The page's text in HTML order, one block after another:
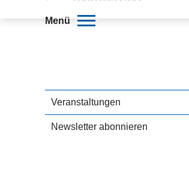
Menü
Veranstaltungen
Newsletter abonnieren